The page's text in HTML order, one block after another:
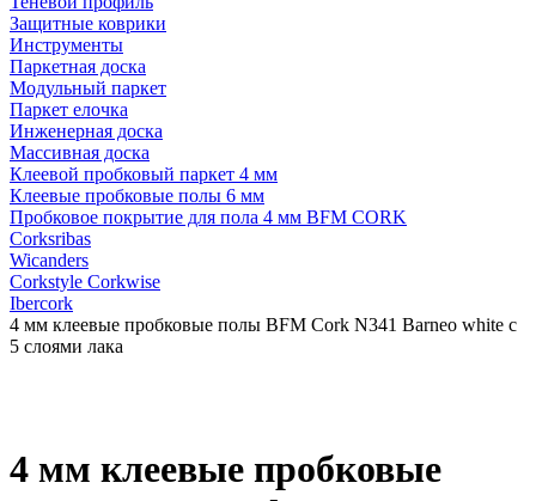
Защитные коврики
Инструменты
Паркетная доска
Модульный паркет
Паркет елочка
Инженерная доска
Массивная доска
Клеевой пробковый паркет 4 мм
Клеевые пробковые полы 6 мм
Пробковое покрытие для пола 4 мм BFM CORK
Corksribas
Wicanders
Corkstyle Corkwise
Ibercork
4 мм клеевые пробковые полы BFM Cork N341 Barneo white c
5 слоями лака
4 мм клеевые пробковые